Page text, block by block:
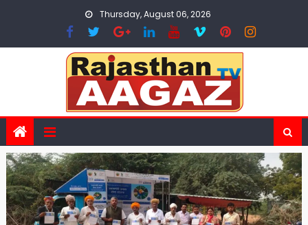
Thursday, August 06, 2026